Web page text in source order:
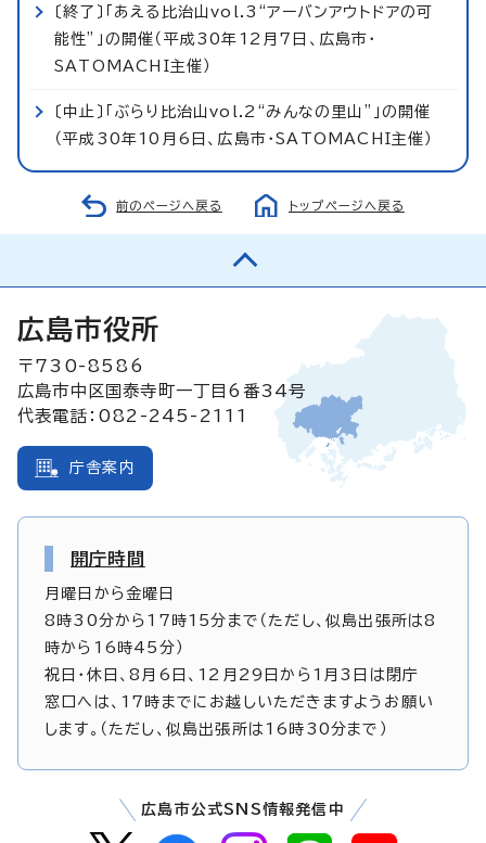
〔終了〕「あえる比治山vol.3“アーバンアウトドアの可
能性”」の開催（平成30年12月7日、広島市・
SATOMACHI主催）
〔中止〕「ぶらり比治山vol.2“みんなの里山”」の開催
（平成30年10月6日、広島市・SATOMACHI主催）
前のページへ戻る トップページへ戻る
広島市役所
〒730-8586
広島市中区国泰寺町一丁目6番34号
代表電話：082-245-2111
庁舎案内
開庁時間
月曜日から金曜日
8時30分から17時15分まで（ただし、似島出張所は8
時から16時45分）
祝日・休日、8月6日、12月29日から1月3日は閉庁
窓口へは、17時までにお越しいただきますようお願い
します。（ただし、似島出張所は16時30分まで）
広島市公式SNS情報発信中